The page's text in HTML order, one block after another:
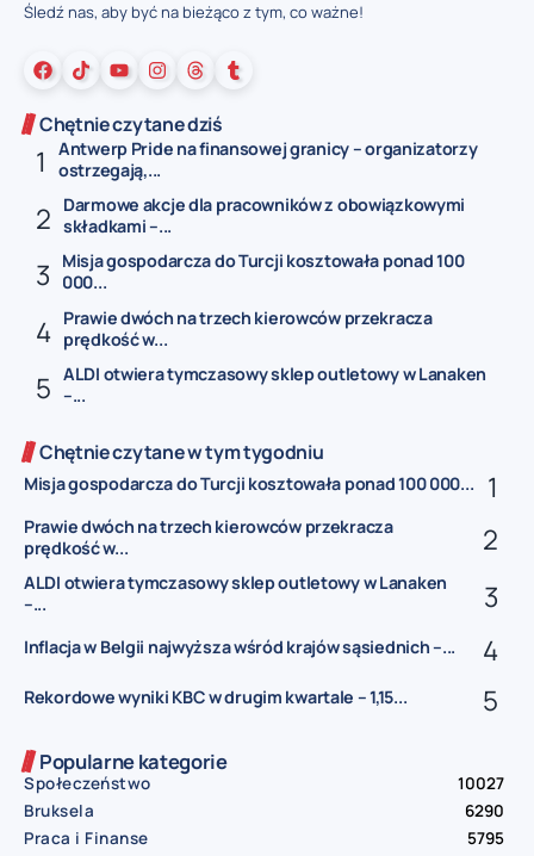
Śledź nas, aby być na bieżąco z tym, co ważne!
Chętnie czytane dziś
Antwerp Pride na finansowej granicy – organizatorzy
ostrzegają,...
Darmowe akcje dla pracowników z obowiązkowymi
składkami –...
Misja gospodarcza do Turcji kosztowała ponad 100
000...
Prawie dwóch na trzech kierowców przekracza
prędkość w...
ALDI otwiera tymczasowy sklep outletowy w Lanaken
–...
Chętnie czytane w tym tygodniu
Misja gospodarcza do Turcji kosztowała ponad 100 000...
Prawie dwóch na trzech kierowców przekracza
prędkość w...
ALDI otwiera tymczasowy sklep outletowy w Lanaken
–...
Inflacja w Belgii najwyższa wśród krajów sąsiednich –...
Rekordowe wyniki KBC w drugim kwartale – 1,15...
Popularne kategorie
Społeczeństwo
10027
Bruksela
6290
Praca i Finanse
5795